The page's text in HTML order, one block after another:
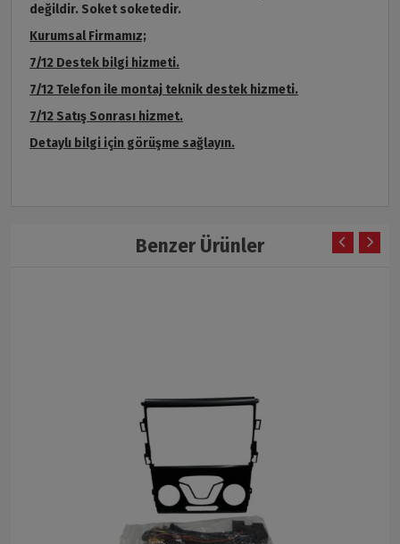
değildir. Soket soketedir.
Kurumsal Firmamız;
7/12 Destek bilgi hizmeti.
7/12 Telefon ile montaj teknik destek hizmeti.
7/12 Satış Sonrası hizmet.
Detaylı bilgi için görüşme sağlayın.
Benzer Ürünler